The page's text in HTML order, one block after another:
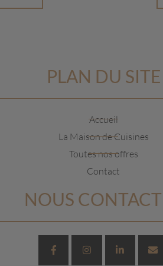
PLAN DU SITE
Accueil
La Maison de Cuisines
Toutes nos offres
Contact
NOUS